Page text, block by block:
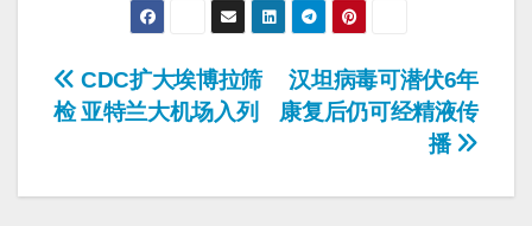
Post
navigation
汉坦病毒可潜伏6年
康复后仍可经精液传
播
CDC扩大埃博拉筛
检 亚特兰大机场入列